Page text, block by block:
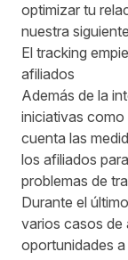
optimizar tu
nuestra
El tracking
afiliados
Además de la
iniciativas como
cuenta las
los afiliados
problemas de
Durante el
varios casos de
oportunidades